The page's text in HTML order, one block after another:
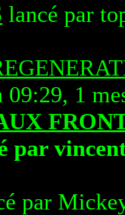
lancé par
1
par
par